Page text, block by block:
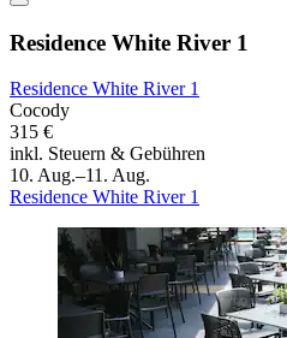
Residence White River 1
Residence White River 1
Cocody
315 €
inkl. Steuern & Gebühren
10. Aug.–11. Aug.
Residence White River 1